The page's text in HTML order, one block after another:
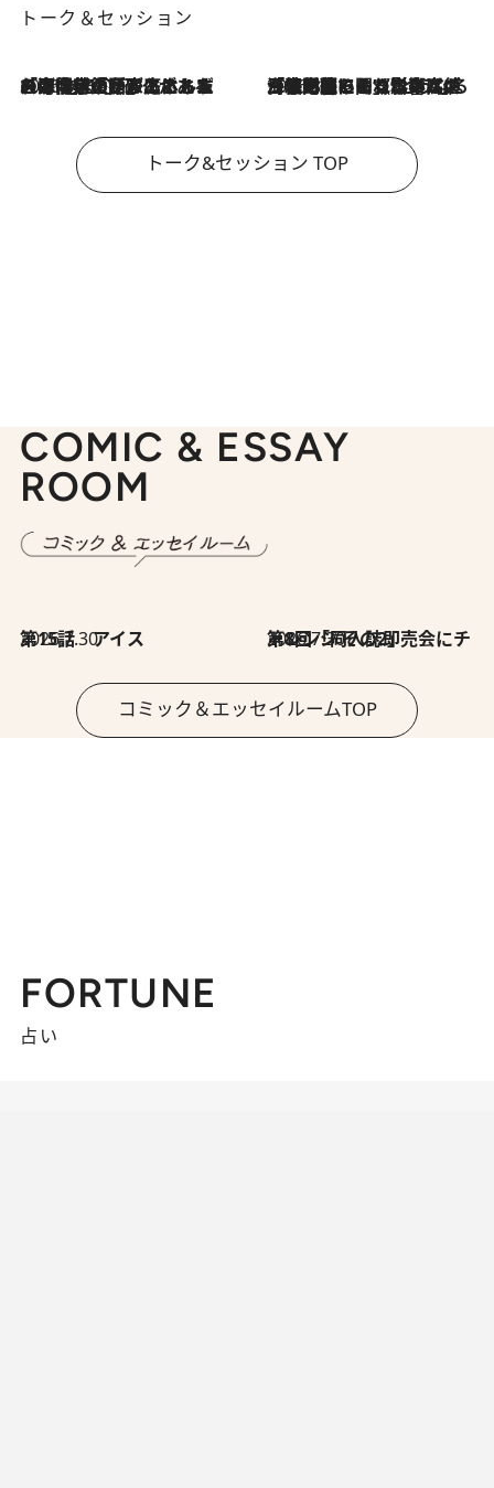
トーク＆セッション
2026.8.3
「今後値上げがあるとすれば…」「リスクがあるのは今年の冬」エネルギー専門家が語る、ホルムズ海峡封鎖が家庭にもたらす“ある心配” 2026.8.3
「住宅建てられない…」「サーチャージ料の高値が続いている」ホルムズ海峡封鎖による影響はいつまで続く？《エネルギー専門家に聞く“どうなる日本の暮らし”》
トーク&セッション TOP
COMIC & ESSAY
ROOM
2026.7.30
第15話 アイス 2026.7.30
第8回「同人誌即売会にチャレンジ その2」
コミック＆エッセイルームTOP
FORTUNE
占い